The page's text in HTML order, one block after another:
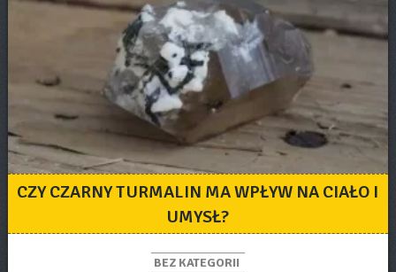
CZY CZARNY TURMALIN MA WPŁYW NA CIAŁO I
UMYSŁ?
BEZ KATEGORII